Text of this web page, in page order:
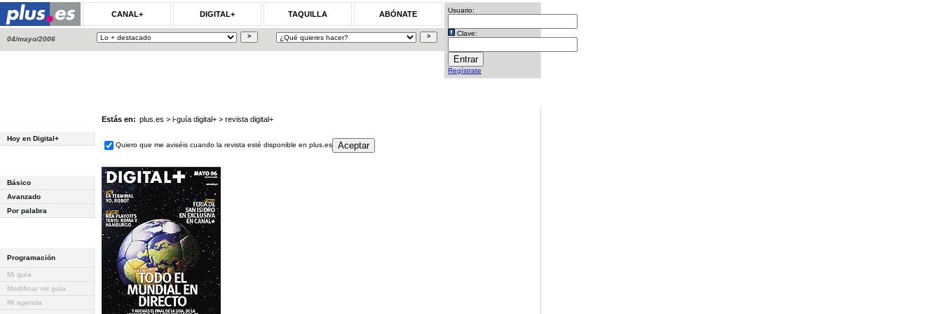
CANAL+ DIGITAL+ TAQUILLA ABÓNATE
04/mayo/2006
Usuario:
Clave:
Regístrate
Hoy en Digital+
Básico
Avanzado
Por palabra
Programación
Mi guía
Modificar mi guía
Mi agenda
Estás en: plus.es > i-guía digital+ > revista digital+
Quiero que me aviséis cuando la revista esté disponible en plus.es